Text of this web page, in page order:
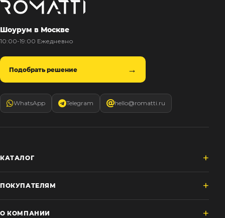
Шоурум в Москве
10:00-19:00 Ежедневно
Подобрать решение
WhatsApp Telegram hello@romatti.ru
КАТАЛОГ
ПОКУПАТЕЛЯМ
О КОМПАНИИ